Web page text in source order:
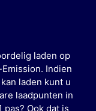
laden op
Indien
laden kunt u
laadpunten in
pas? Ook dat is